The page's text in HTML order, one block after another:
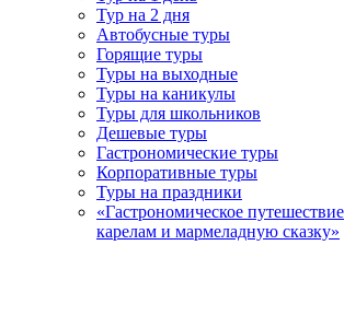
Тур на 2 дня
Автобусные туры
Горящие туры
Туры на выходные
Туры на каникулы
Туры для школьников
Дешевые туры
Гастрономические туры
Корпоративные туры
Туры на праздники
«Гастрономическое
карелам и мармеладную сказку»